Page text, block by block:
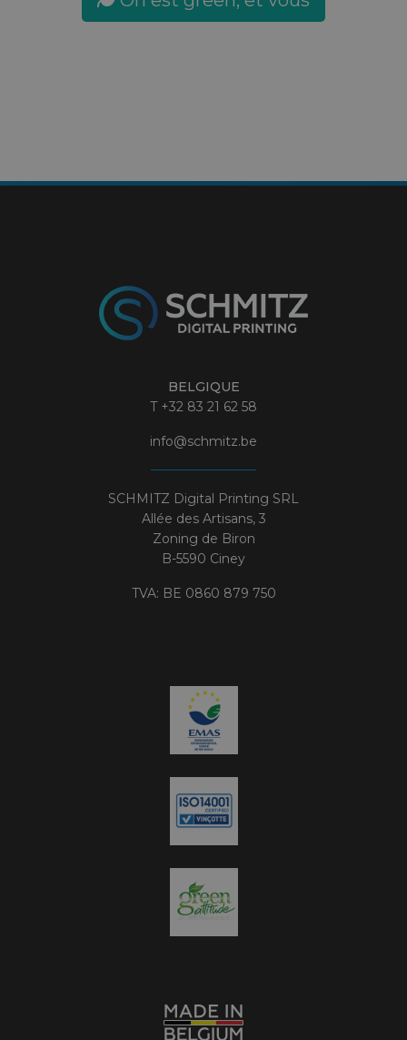
BELGIQUE
T +32 83 21 62 58
info@schmitz.be
SCHMITZ Digital Printing SRL
Allée des Artisans, 3
Zoning de Biron
B-5590 Ciney
TVA: BE 0860 879 750